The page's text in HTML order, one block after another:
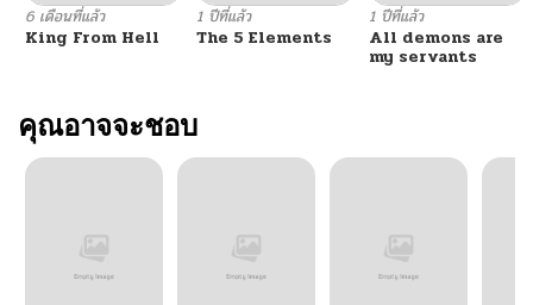
ตอนที่ 112 06/28/2025
ตอนที่ 111
6 เดือนที่แล้ว
King From Hell
1 ปีที่แล้ว
The 5 Elements
1 ปีที่แล้ว
All demons are
my servants
คุณอาจจะชอบ